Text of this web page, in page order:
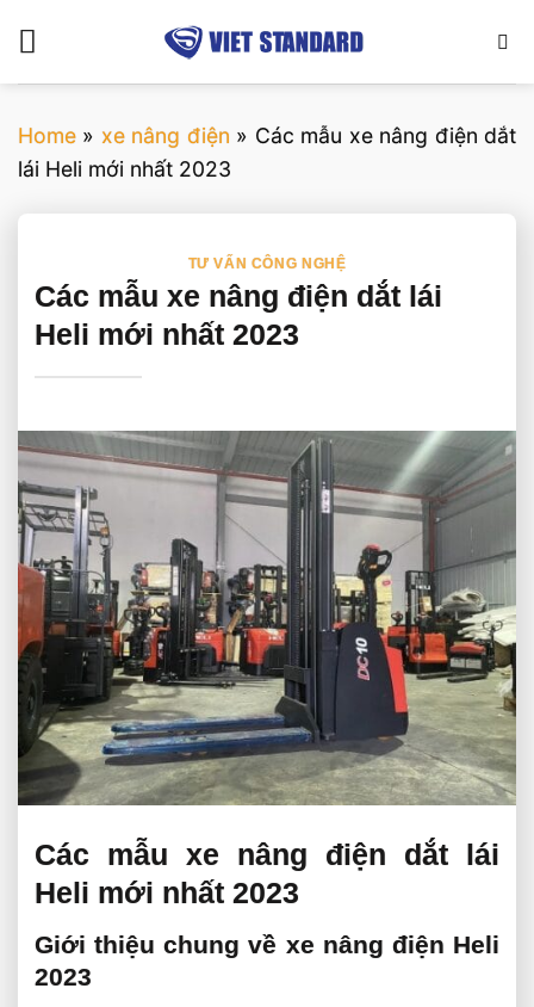
qua
nội
Home » xe nâng điện » Các mẫu xe nâng điện dắt
lái Heli mới nhất 2023
TƯ VẤN CÔNG NGHỆ
Các mẫu xe nâng điện dắt lái
Heli mới nhất 2023
Các mẫu xe nâng điện dắt lái
Heli mới nhất 2023
Giới thiệu chung về xe nâng điện Heli
2023